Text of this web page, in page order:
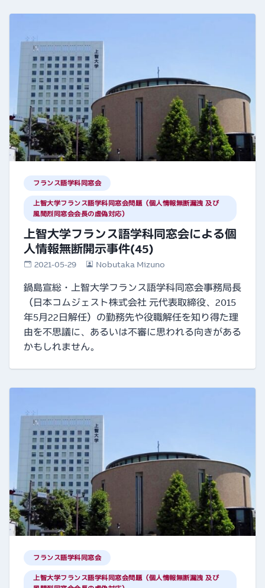
フランス語学科同窓会
上智大学フランス語学科同窓会問題（個人情報無断漏洩 及び
風間烈同窓会会長の虚偽対応）
上智大学フランス語学科同窓会による個
人情報無断開示事件(45)
2021-05-29 Nobutaka Mizuno
鍋島宣総・上智大学フランス語学科同窓会事務局長
（日本コムジェスト株式会社 元代表取締役、2015
年5月22日解任）の勤務先や役職解任を知り得た理
由を不思議に、あるいは不審に思われる向きがある
かもしれません。
フランス語学科同窓会
上智大学フランス語学科同窓会問題（個人情報無断漏洩 及び